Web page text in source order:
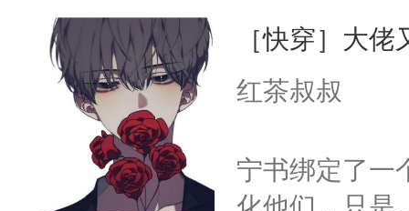
［快穿］大
红茶叔叔
宁书绑定了一